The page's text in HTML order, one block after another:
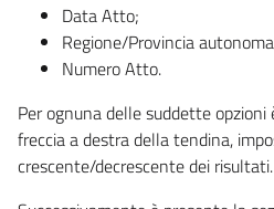
Data Atto;
Regione/Provincia
Numero Atto.
Per ognuna delle suddette opzioni
freccia a destra della tendina,
crescente/decrescente dei risultati.